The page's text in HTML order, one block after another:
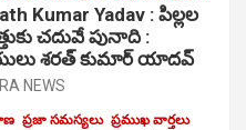
Kumar Yadav : పిల్లల
చదువే పునాది :
శరత్ కుమార్ యాదవ్
NEWS
ప్రజా సమస్యలు ప్రముఖ వార్తలు